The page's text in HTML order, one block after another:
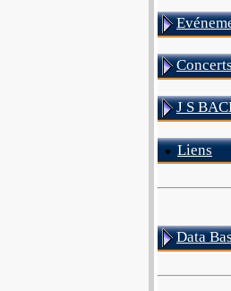
J S
Liens
Data